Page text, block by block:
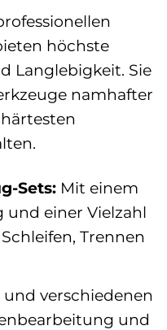
höchste
Langlebigkeit. Sie
namhafter
Sets: Mit einem
einer Vielzahl
Trennen
und verschiedenen
und